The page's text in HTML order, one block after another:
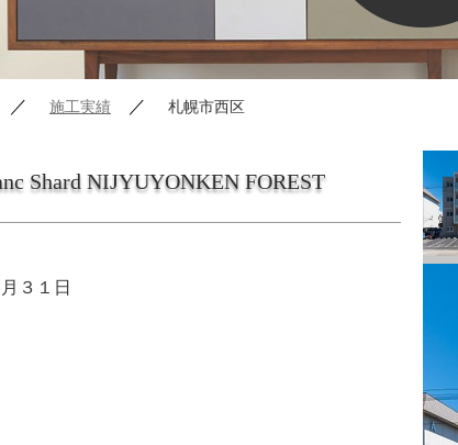
／ 施工実績 ／ 札幌市西区
Shard NIJYUYONKEN FOREST
３１日